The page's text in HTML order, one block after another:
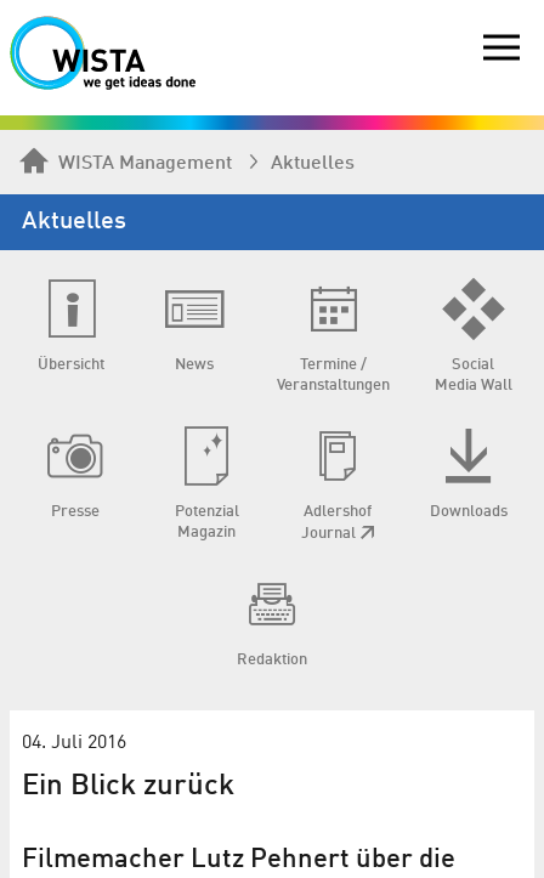
WISTA Management Aktuelles
Aktuelles
Übersicht News
Termine /
Veranstaltungen
Social
Media Wall
Presse
Potenzial
Magazin
Adlershof
Journal
Downloads
Redaktion
04. Juli 2016
Ein Blick zurück
Filmemacher Lutz Pehnert über die